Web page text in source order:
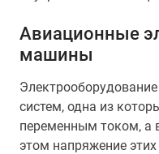
Авиационные
машины
систем, одна из
переменным током, а
этом напряжение